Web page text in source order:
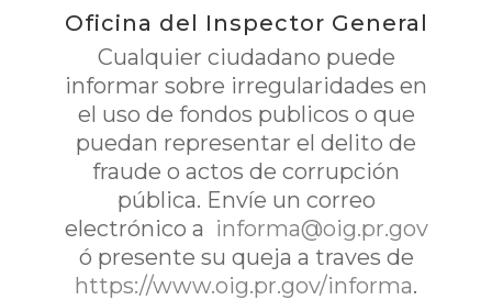
Oficina del Inspector General
Cualquier ciudadano puede
informar sobre irregularidades en
el uso de fondos publicos o que
puedan representar el delito de
fraude o actos de corrupción
pública. Envíe un correo
electrónico a informa@oig.pr.gov
ó presente su queja a traves de
https://www.oig.pr.gov/informa.